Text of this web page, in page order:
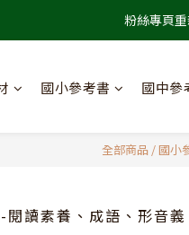
粉絲專頁
國小參考書 國中參
全部商品 /國小
閱讀素養、成語、形音